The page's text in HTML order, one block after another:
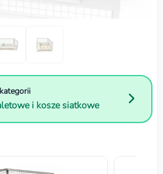
i kosze siatkowe